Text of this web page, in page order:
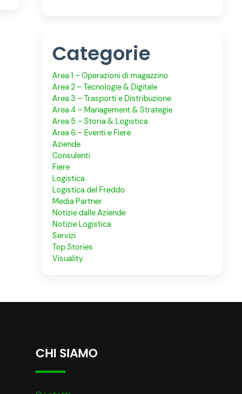
Categorie
Area 1 – Operazioni di magazzino
Area 2 – Tecnologie & Digitale
Area 3 – Trasporti e Distribuzione
Area 4 – Management & Strategie
Area 5 – Storia & Logistica
Area 6 – Eventi e Fiere
Aziende
Consulenti
Fiere
Logistica
Logistica del Freddo
Media Partner
Notizie dalle Aziende
Notizie Logistica
Servizi
Top Stories
Visuality
CHI SIAMO